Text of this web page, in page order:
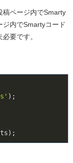
稿ページ内でSmarty
ジ内でSmartyコード
要です。
);